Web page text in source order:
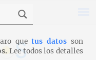
quetus datos son
Lee todos los detalles